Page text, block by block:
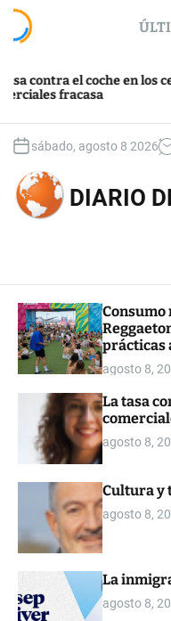
c
coche en los centros
sábado, agosto 8 2026
DIARIO
Consumo
prácticas
agosto 8,
La tasa
agosto 8,
Cultura y
agosto 8,
La
agosto 8,